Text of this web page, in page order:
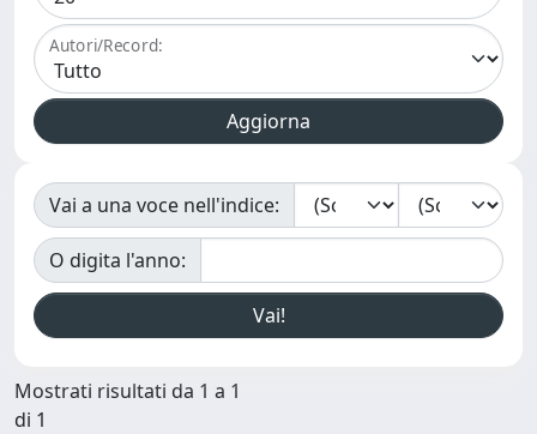
Autori/Record:
Vai a una voce nell'indice:
O digita l'anno:
Mostrati risultati da 1 a 1
di 1